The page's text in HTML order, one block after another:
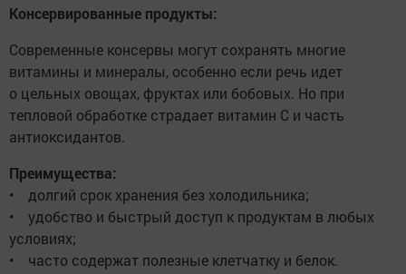
Консервированные продукты:
Современные консервы могут сохранять многие
витамины и минералы, особенно если речь идет
о цельных овощах, фруктах или бобовых. Но при
тепловой обработке страдает витамин С и часть
антиоксидантов.
Преимущества:
• долгий срок хранения без холодильника;
• удобство и быстрый доступ к продуктам в любых
условиях;
• часто содержат полезные клетчатку и белок.